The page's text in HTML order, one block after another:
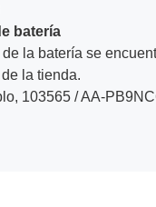
batería
la batería se
la tienda.
103565 / AA-